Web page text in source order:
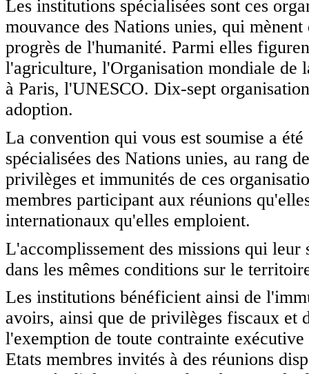
Les institutions spécialisées sont ces
mouvance des Nations unies, qui
progrès de l'humanité. Parmi elles
l'agriculture, l'Organisation mondiale de
à Paris, l'UNESCO. Dix-sept
adoption.
La convention qui vous est soumise a
spécialisées des Nations unies, au rang
privilèges et immunités de ces
membres participant aux réunions
internationaux qu'elles emploient.
L'accomplissement des missions qui
dans les mêmes conditions sur le
Les institutions bénéficient ainsi de
avoirs, ainsi que de privilèges fiscaux et
l'exemption de toute contrainte
Etats membres invités à des réunions